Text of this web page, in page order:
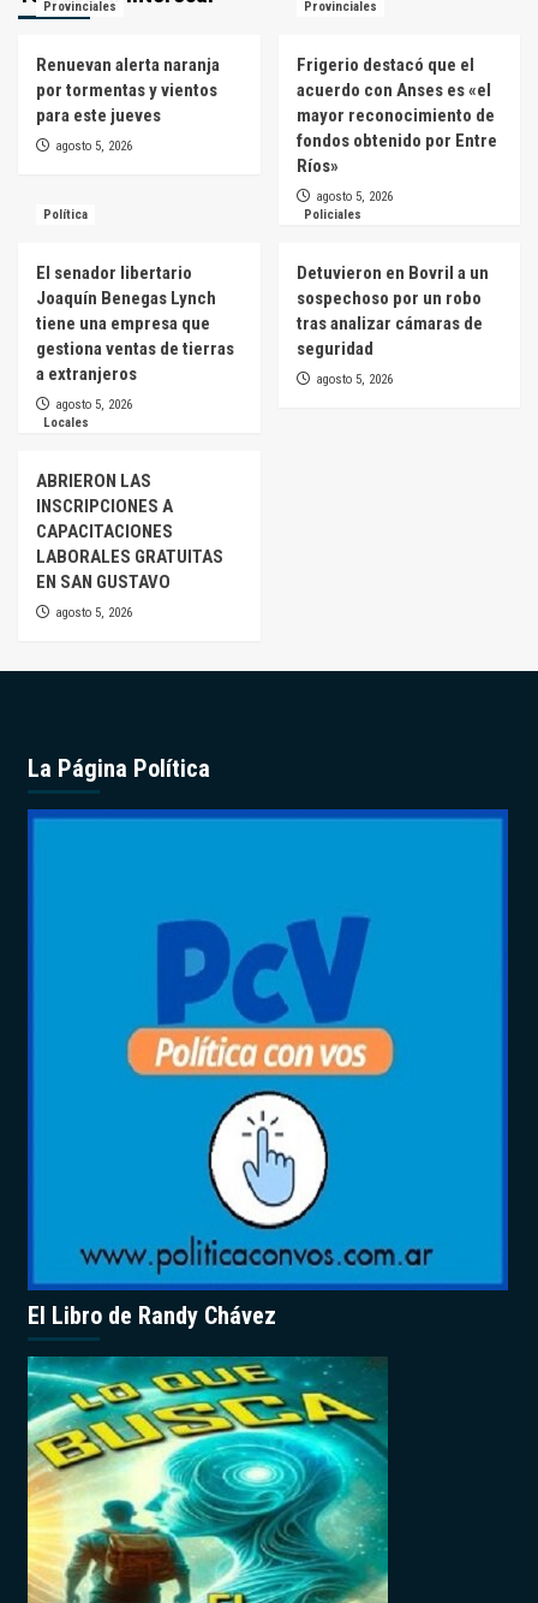
Provinciales
Renuevan alerta naranja
por tormentas y vientos
para este jueves
agosto 5, 2026
Provinciales
Frigerio destacó que el
acuerdo con Anses es «el
mayor reconocimiento de
fondos obtenido por Entre
Ríos»
agosto 5, 2026
Política
El senador libertario
Joaquín Benegas Lynch
tiene una empresa que
gestiona ventas de tierras
a extranjeros
agosto 5, 2026
Policiales
Detuvieron en Bovril a un
sospechoso por un robo
tras analizar cámaras de
seguridad
agosto 5, 2026
Locales
ABRIERON LAS
INSCRIPCIONES A
CAPACITACIONES
LABORALES GRATUITAS
EN SAN GUSTAVO
agosto 5, 2026
La Página Política
El Libro de Randy Chávez